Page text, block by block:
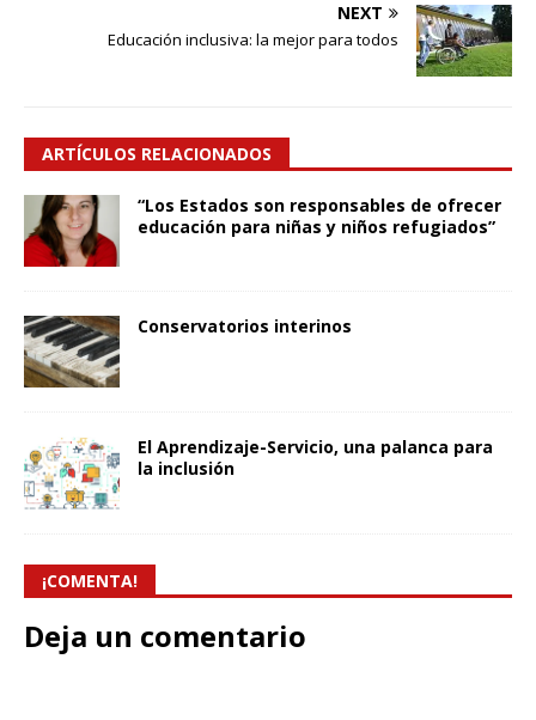
NEXT
Educación inclusiva: la mejor para todos
ARTÍCULOS RELACIONADOS
“Los Estados son responsables de ofrecer
educación para niñas y niños refugiados”
Conservatorios interinos
El Aprendizaje-Servicio, una palanca para
la inclusión
¡COMENTA!
Deja un comentario